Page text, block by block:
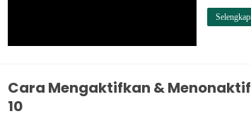
Cara Mengaktifkan &
10